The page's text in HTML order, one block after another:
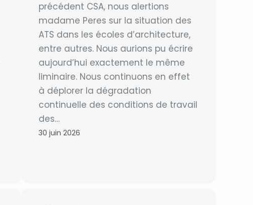
précédent CSA, nous alertions
madame Peres sur la situation des
ATS dans les écoles d’architecture,
entre autres. Nous aurions pu écrire
aujourd’hui exactement le même
liminaire. Nous continuons en effet
à déplorer la dégradation
continuelle des conditions de travail
des…
30 juin 2026